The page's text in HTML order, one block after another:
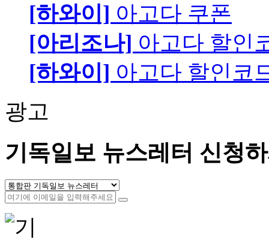
[하와이] 아고다 쿠폰
[아리조나] 아고다 할인
[하와이] 아고다 할인코
광고
기독일보 뉴스레터 신청